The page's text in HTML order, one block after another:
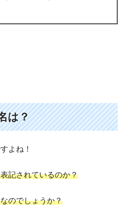
は？
よね！
記されているのか？
のでしょうか？